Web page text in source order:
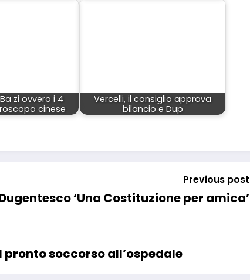
zi ovvero i 4
cinese
Vercelli, il consiglio approva
bilancio e Dup
Previous post
‘Una Costituzione per amica’
soccorso all’ospedale